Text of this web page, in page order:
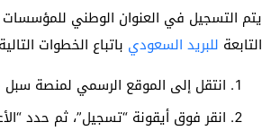
يتم التسجيل في العنوان الوطني
التابعة للبريد السعودي باتباع الخطوات
انتقل إلى الموقع الرسمي لمنصة سبل
انقر فوق أيقونة “تسجيل”، ثم حدد